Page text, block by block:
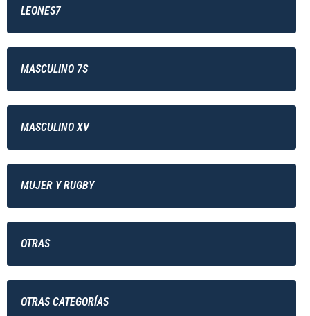
LEONES7
MASCULINO 7S
MASCULINO XV
MUJER Y RUGBY
OTRAS
OTRAS CATEGORÍAS